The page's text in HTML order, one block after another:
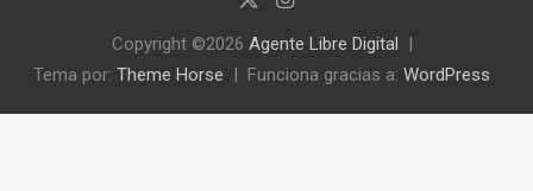
Copyright ©2026 Agente Libre Digital
Tema por: Theme Horse Funciona gracias a: WordPress